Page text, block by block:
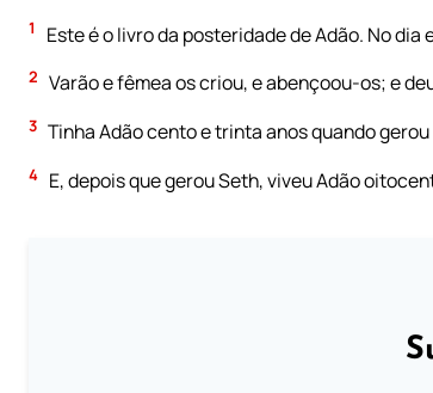
1 Este é o livro da posteridade de Adão. No
2 Varão e fêmea os criou, e abençoou-os; e
3 Tinha Adão cento e trinta anos quando
4 E, depois que gerou Seth, viveu Adão